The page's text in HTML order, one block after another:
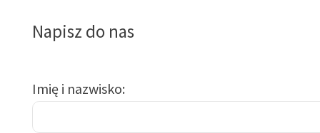
Napisz do nas
Imię i nazwisko